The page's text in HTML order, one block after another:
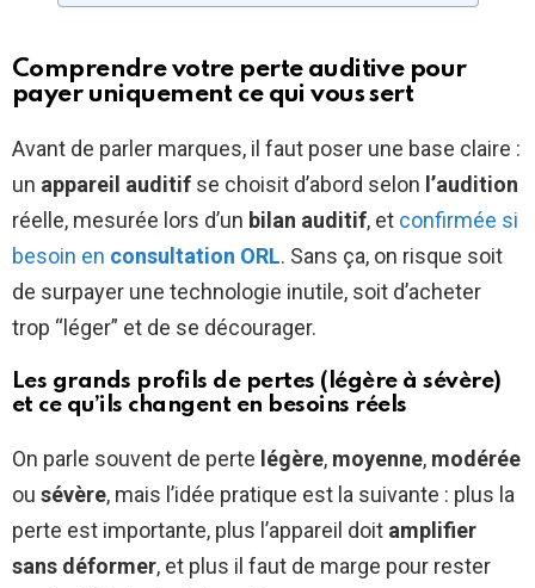
Comprendre votre perte auditive pour
payer uniquement ce qui vous sert
Avant de parler marques, il faut poser une base claire :
un appareil auditif se choisit d’abord selon l’audition
réelle, mesurée lors d’un bilan auditif, et confirmée si
besoin en consultation ORL. Sans ça, on risque soit
de surpayer une technologie inutile, soit d’acheter
trop “léger” et de se décourager.
Les grands profils de pertes (légère à sévère)
et ce qu’ils changent en besoins réels
On parle souvent de perte légère, moyenne, modérée
ou sévère, mais l’idée pratique est la suivante : plus la
perte est importante, plus l’appareil doit amplifier
sans déformer, et plus il faut de marge pour rester